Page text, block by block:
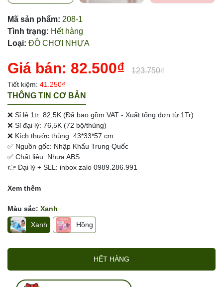
Mã sản phẩm: 208-1
Tình trạng: Hết hàng
Loại: ĐỒ CHƠI NHỰA
Giá bán: 82.500₫ 123.750₫
Tiết kiệm: 41.250₫
THÔNG TIN CƠ BẢN
❌ Sỉ lẻ 1tr: 82,5K (Đã bao gồm VAT - Xuất tổng đơn từ 1Tr)
❌ Sỉ đại lý: 76,5K (72 bộ/thùng)
❌ Kích thước thùng: 43*33*57 cm
✅ Nguồn gốc: Nhập Khẩu Trung Quốc
✅ Chất liệu: Nhựa ABS
👉 Đại lý + SLL: inbox zalo 0989.286.991
Xem thêm
Màu sắc: Xanh
Xanh
Hồng
HẾT HÀNG